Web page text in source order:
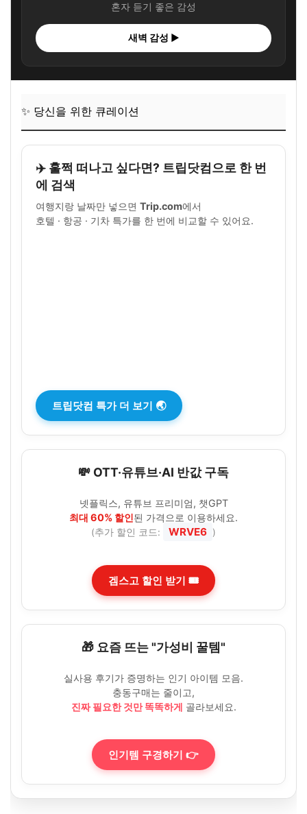
혼자 듣기 좋은 감성
새벽 감성 ▶
✨ 당신을 위한 큐레이션
✈️ 훌쩍 떠나고 싶다면? 트립닷컴으로 한 번
에 검색
여행지랑 날짜만 넣으면 Trip.com에서
호텔 · 항공 · 기차 특가를 한 번에 비교할 수 있어요.
트립닷컴 특가 더 보기 🌏
💸 OTT·유튜브·AI 반값 구독
넷플릭스, 유튜브 프리미엄, 챗GPT
최대 60% 할인된 가격으로 이용하세요.
(추가 할인 코드: WRVE6 )
겜스고 할인 받기 🎟️
🎁 요즘 뜨는 "가성비 꿀템"
실사용 후기가 증명하는 인기 아이템 모음.
충동구매는 줄이고,
진짜 필요한 것만 똑똑하게 골라보세요.
인기템 구경하기 👉